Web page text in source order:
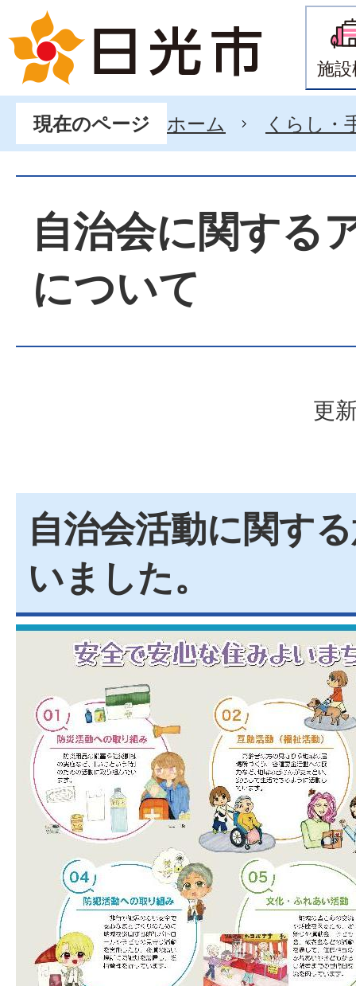
施
現在のページ ホーム くらし・
自治会に関する
について
更
自治会活動に関す
いました。